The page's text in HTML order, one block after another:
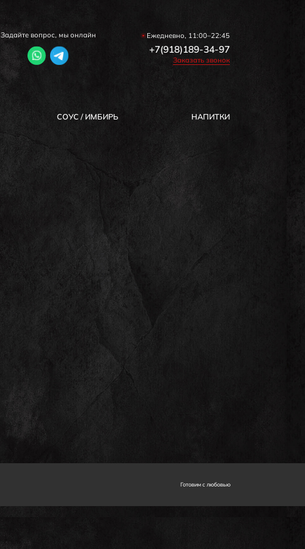
Задайте вопрос, мы онлайн Ежедневно, 11:00–22:45
+7(918)189-34-97
Заказать звонок
COУС / ИМБИРЬ HAПИТКИ
Готовим с любовью